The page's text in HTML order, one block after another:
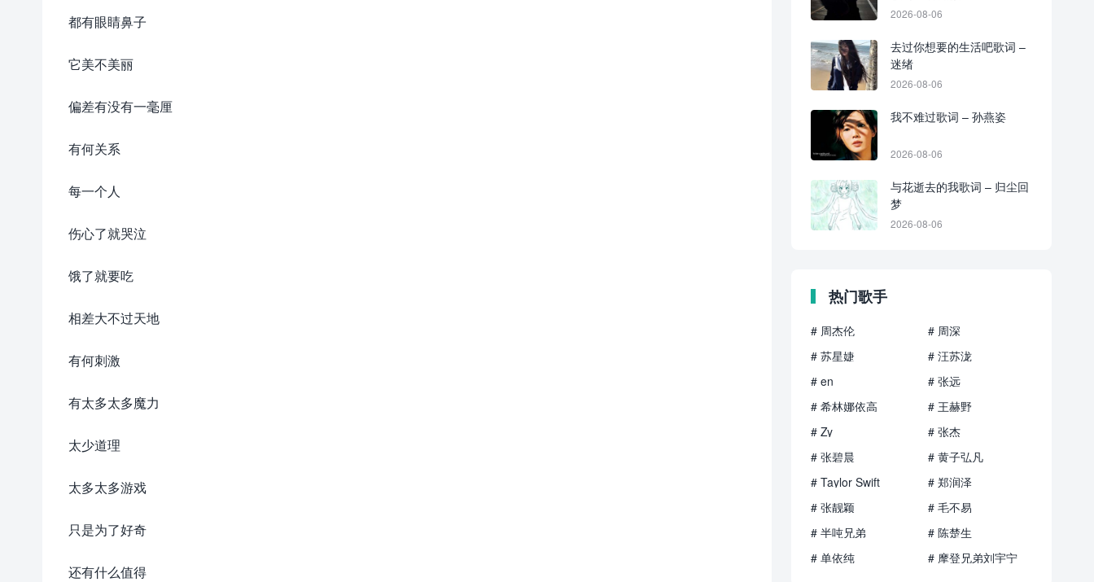
都有眼睛鼻子
它美不美丽
偏差有没有一毫厘
有何关系
每一个人
伤心了就哭泣
饿了就要吃
相差大不过天地
有何刺激
有太多太多魔力
太少道理
太多太多游戏
只是为了好奇
还有什么值得
2026-08-06
去过你想要的生活吧歌词 –
迷绪
2026-08-06
我不难过歌词 – 孙燕姿
2026-08-06
与花逝去的我歌词 – 归尘回
梦
2026-08-06
热门歌手
# 周杰伦
# 周深
# 苏星婕
# 汪苏泷
# en
# 张远
# 希林娜依高
# 王赫野
# Zy
# 张杰
# 张碧晨
# 黄子弘凡
# Taylor Swift
# 郑润泽
# 张靓颖
# 毛不易
# 半吨兄弟
# 陈楚生
# 单依纯
# 摩登兄弟刘宇宁